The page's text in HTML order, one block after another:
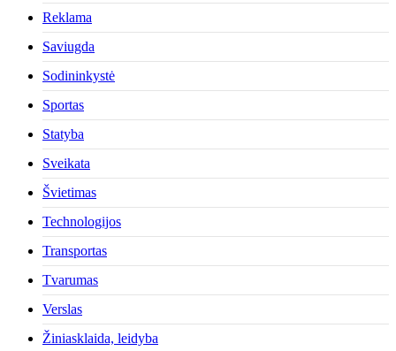
Reklama
Saviugda
Sodininkystė
Sportas
Statyba
Sveikata
Švietimas
Technologijos
Transportas
Tvarumas
Verslas
Žiniasklaida, leidyba